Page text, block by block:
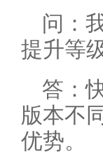
问：
提升等
答：
版本不
优势。